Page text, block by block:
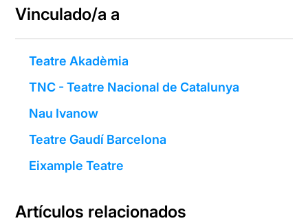
Vinculado/a a
Teatre Akadèmia
TNC - Teatre Nacional de Catalunya
Nau Ivanow
Teatre Gaudí Barcelona
Eixample Teatre
Artículos relacionados